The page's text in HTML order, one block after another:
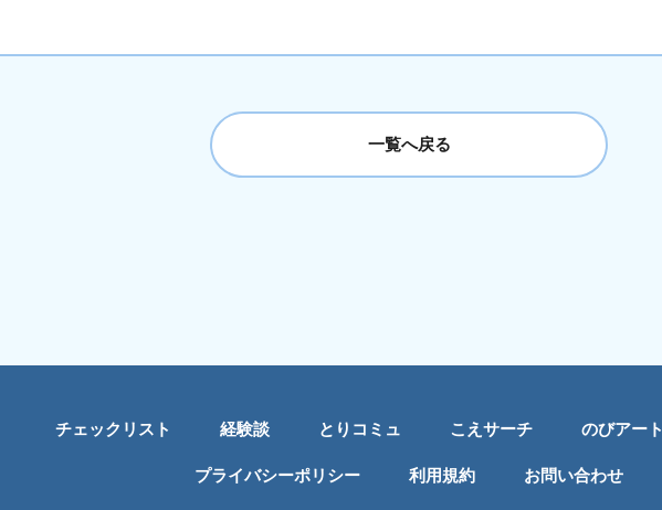
一覧へ戻る
チェックリスト 経験談 とりコミュ こえサーチ のびアート
プライバシーポリシー 利用規約 お問い合わせ